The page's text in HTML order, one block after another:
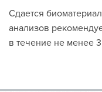
Сдается
анализов
в течение не менее